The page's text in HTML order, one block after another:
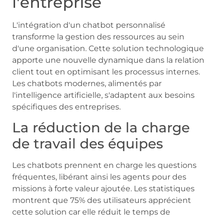
L'intégration d'un chatbot personnalisé
transforme la gestion des ressources au sein
d'une organisation. Cette solution technologique
apporte une nouvelle dynamique dans la relation
client tout en optimisant les processus internes.
Les chatbots modernes, alimentés par
l'intelligence artificielle, s'adaptent aux besoins
spécifiques des entreprises.
La réduction de la charge
de travail des équipes
Les chatbots prennent en charge les questions
fréquentes, libérant ainsi les agents pour des
missions à forte valeur ajoutée. Les statistiques
montrent que 75% des utilisateurs apprécient
cette solution car elle réduit le temps de